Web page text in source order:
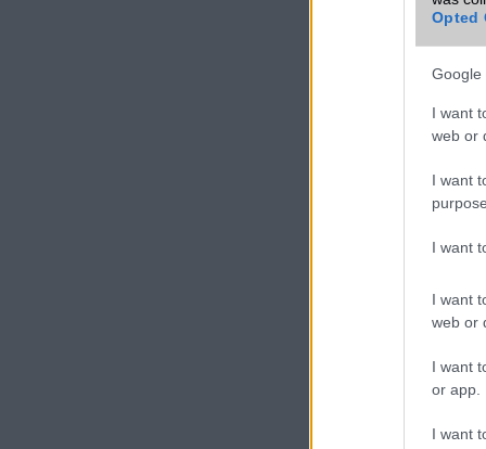
Opted
Google
I want
web or
I want
I want
I want
web or
I want
or app.
I want